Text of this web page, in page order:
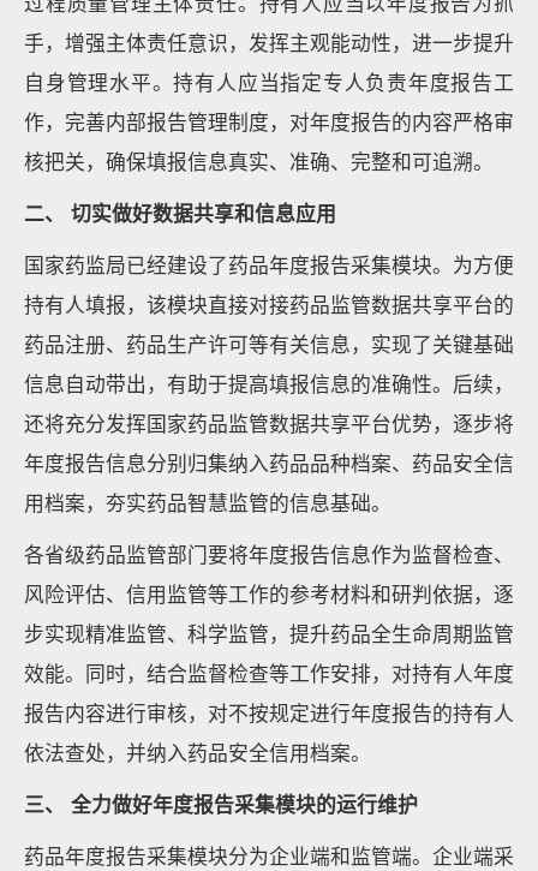
手，增强主体责任意识，发挥主观能动性，进一步提升
自身管理水平。持有人应当指定专人负责年度报告工
作，完善内部报告管理制度，对年度报告的内容严格审
核把关，确保填报信息真实、准确、完整和可追溯。
二、 切实做好数据共享和信息应用
国家药监局已经建设了药品年度报告采集模块。为方便
持有人填报，该模块直接对接药品监管数据共享平台的
药品注册、药品生产许可等有关信息，实现了关键基础
信息自动带出，有助于提高填报信息的准确性。后续，
还将充分发挥国家药品监管数据共享平台优势，逐步将
年度报告信息分别归集纳入药品品种档案、药品安全信
用档案，夯实药品智慧监管的信息基础。
各省级药品监管部门要将年度报告信息作为监督检查、
风险评估、信用监管等工作的参考材料和研判依据，逐
步实现精准监管、科学监管，提升药品全生命周期监管
效能。同时，结合监督检查等工作安排，对持有人年度
报告内容进行审核，对不按规定进行年度报告的持有人
依法查处，并纳入药品安全信用档案。
三、 全力做好年度报告采集模块的运行维护
药品年度报告采集模块分为企业端和监管端。企业端采